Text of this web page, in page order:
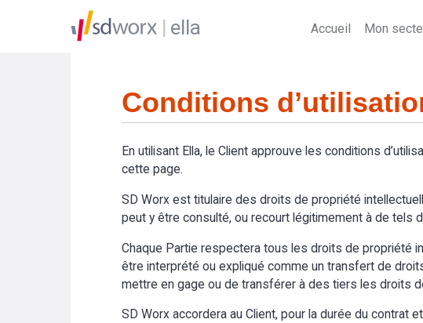
ella Accueil Mon
Conditions
En utilisant Ella, le Client approuve les conditions
cette page.
SD Worx est titulaire des droits de propriété
peut y être consulté, ou recourt légitimement à de tels
Chaque Partie respectera tous les droits de propriété
être interprété ou expliqué comme un transfert de
mettre en gage ou de transférer à des tiers les droits
SD Worx accordera au Client, pour la durée du contrat